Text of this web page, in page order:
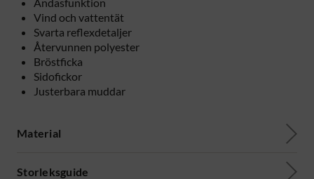
Vind och vattentät
Svarta reflexdetaljer
Återvunnen polyester
Bröstficka
Sidofickor
Justerbara muddar
Material
Storleksguide